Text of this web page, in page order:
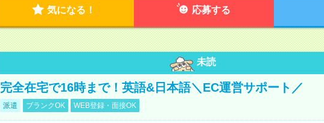
気になる！ 応募する
未読
完全在宅で16時まで！英語&日本語＼EC運営サポート／
派遣 ブランクOK WEB登録・面接OK